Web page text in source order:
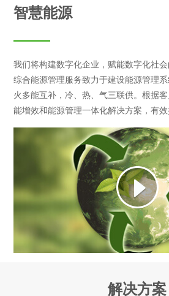
智慧能源
我们将构建数字化企业，赋能数字化社会
综合能源管理服务致力于建设能源管理系
火多能互补，冷、热、气三联供。根据
能增效和能源管理一体化解决方案，有效
解决方案